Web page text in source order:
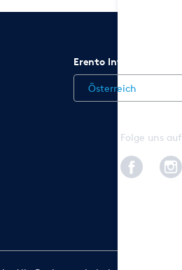
Erento International
Österreich
Folge uns auf